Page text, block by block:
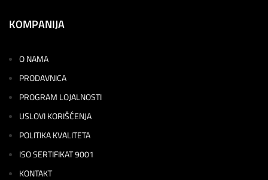
KOMPANIJA
O NAMA
PRODAVNICA
PROGRAM LOJALNOSTI
USLOVI KORIŠĆENJA
POLITIKA KVALITETA
ISO SERTIFIKAT 9001
KONTAKT